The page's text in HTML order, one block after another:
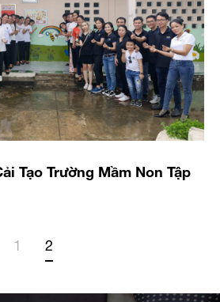
Tạo Trường Mầm Non Tập
1
2